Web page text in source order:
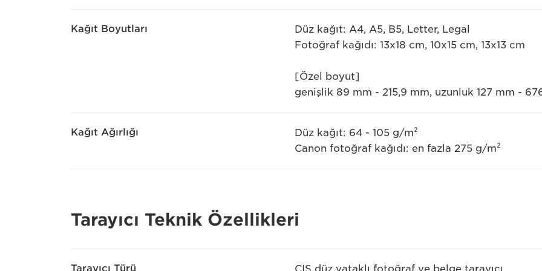
Kağıt Boyutları
Düz kağıt: A4, A5, B5, Letter, Legal
Fotoğraf kağıdı: 13x18 cm, 10x15 cm, 13x13 cm
[Özel boyut]
genişlik 89 mm - 215,9 mm, uzunluk 127 mm -
Kağıt Ağırlığı
Düz kağıt: 64 - 105 g/m²
Canon fotoğraf kağıdı: en fazla 275 g/m²
Tarayıcı Teknik Özellikleri
Tarayıcı Türü